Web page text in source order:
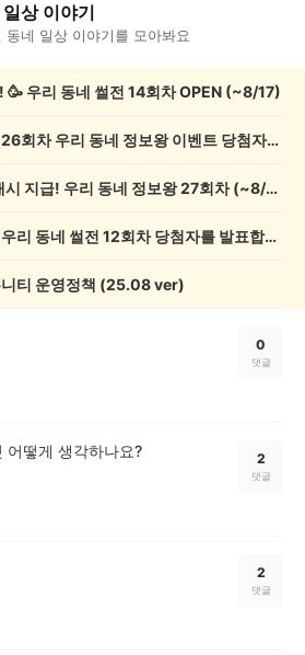
상이야기
동네 일상 이야기를 모아봐요
우리 동네 썰전 14회차 OPEN (~8/17)
💰[당첨자 발표] 26회차 우리 동네 정보왕 이벤트 당첨자를 발표합니다!
💸 전원 2,000캐시 지급! 우리 동네 정보왕 27회차 (~8/10)
💰[당첨자 발표] 우리 동네 썰전 12회차 당첨자를 발표합니다!
티 운영정책 (25.08 ver)
0
댓글
어떻게 생각하나요? 2
댓글
2
댓글